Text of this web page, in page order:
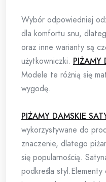
Wybór odpowiedniej
dla komfortu snu,
oraz inne warianty są
użytkowniczki. PIŻAMY
Modele te różnią się
wygodę.
PIŻAMY DAMSKIE
wykorzystywane do
znaczenie, dlatego
się popularnością.
podkreśla